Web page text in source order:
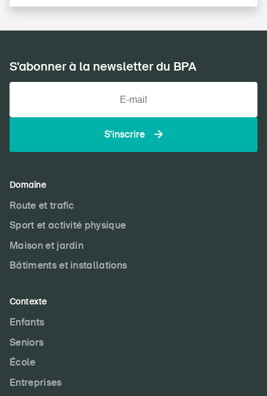
S'abonner à la newsletter du BPA
S'inscrire
Domaine
Route et trafic
Sport et activité physique
Maison et jardin
Bâtiments et installations
Contexte
Enfants
Seniors
École
Entreprises